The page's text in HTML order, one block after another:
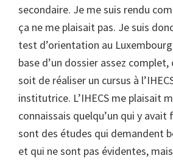
secondaire. Je me suis rendu
ça ne me plaisait pas. Je suis
test d’orientation au
base d’un dossier assez complet,
soit de réaliser un cursus à
institutrice. L’IHECS me plaisait
connaissais quelqu’un qui y avait
sont des études qui demandent
et qui ne sont pas évidentes,